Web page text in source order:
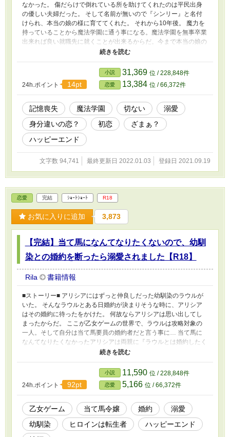
なかった。 傷だらけで倒れている所を助けてくれたのは平民出身
の優しい夫婦だった。 そして名前が無いので『シンリー』と名付
けられ、本当の娘の様に育ててくれた。 それから10年後。 魔力を
持っていることから魔法学園に通う事になる。魔法学園を無事卒業
出来れば良い就職先に就くことが出来るからだ。今まで本当の娘の
様に育ててくれた両親に恩返しがしたかった。 そして魔法学園
で、どこかで会ったような懐かしい雰囲気を持つルカルドと出会
う。 ＊＊＊補足説明＊＊＊ R18です。ご注意ください。（R１８部
分には※/今回は後半までありません） 基本的に前戯～本番に
※（軽いスキンシップ・キスには入れてません） 後半の最後にざ
まぁ要素が少しあります。 主人公が記憶喪失の話です。 主人公の
素性は後に明らかになっていきます。
24h.ポイント 14pt
小説 31,369 位 / 228,848件
恋愛 13,384 位 / 66,372件
記憶喪失 魔法学園 切ない
溺愛
身分違いの恋？
初恋
ざまぁ？
ハッピーエンド
文字数 94,741 最終更新日 2022.01.03 登録日 2021.09.19
恋愛 完結 ｼｮｰﾄｼｮｰﾄ R18
お気に入りに追加 3,873
【完結】当て馬になんてなりたくないので、幼馴
染との婚約を断ったら溺愛されました【R18】
Rila 書籍情報
■ストーリー■ アリシアにはずっと仲良しだった幼馴染のラウルが
いた。 そんなラウルとある日婚約が決まりそうな時に、アリシア
はその婚約に待ったをかけた。 何故ならアリシアは思い出してし
まったからだ。 ここが乙女ゲームの世界で、ラウルは攻略対象の
一人。そして自分は当て馬要員の婚約者だと言う事に… 当て馬に
なんてなりたくなかったアリシアは両親に『ラウルとは婚約したく
ない』と伝えるも、どうしても嫌なら自分で説得しろと言われてし
い』と告げた。 今後現れるであろう本命を匂わせ、なんとか諦め
てもらうはずが…ラウルは諦める所かアリシアを恋人の様に扱うよ
うになり… 2021.10.09 完結しました。 全１４話 最後まで読んで
くださった方、ありがとうございました！ ＊＊補足説明＊＊ ショ
ート作品なのでさくっと終わる予定です。 Ｒ18作品です。ご注意
ください。 基本的に前戯～本番に※（キス、スキンシップには付
けていません） ※ムーンライトノベルズさんの方でも掲載してい
ます。
24h.ポイント 92pt
小説 11,590 位 / 228,848件
恋愛 5,166 位 / 66,372件
乙女ゲーム 当て馬令嬢 婚約
溺愛
幼馴染
ヒロインは転生者
ハッピーエンド